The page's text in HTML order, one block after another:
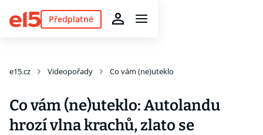
Předplatné
e15.cz Videopořady Co vám (ne)uteklo
Co vám (ne)uteklo: Autolandu
hrozí vlna krachů, zlato se